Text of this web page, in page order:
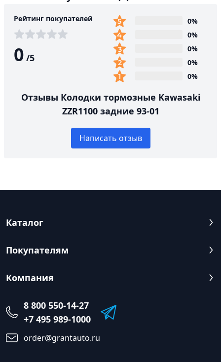
Рейтинг покупателей
0 /5
0%
0%
0%
0%
0%
Отзывы Колодки тормозные Kawasaki
ZZR1100 задние 93-01
Написать отзыв
Каталог
Покупателям
Компания
8 800 550-14-27
+7 495 989-1000
order@grantauto.ru